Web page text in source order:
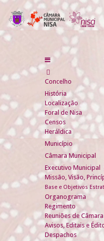
Concelho
História
Localização
Foral de Nisa
Censos
Heráldica
Município
Câmara Municipal
Executivo Municipal
Missão, Visão,
Base e Objetivos
Organograma
Regimento
Reuniões de Câmara
Avisos, Editais e
Despachos